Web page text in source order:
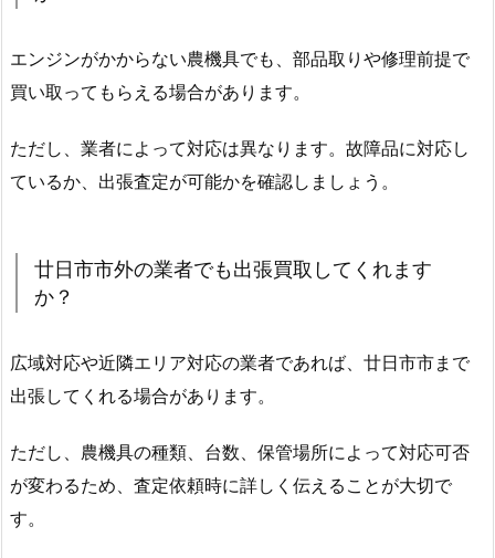
エンジンがかからない農機具でも、部品取りや修理前提で
買い取ってもらえる場合があります。
ただし、業者によって対応は異なります。故障品に対応し
ているか、出張査定が可能かを確認しましょう。
廿日市市外の業者でも出張買取してくれます
か？
広域対応や近隣エリア対応の業者であれば、廿日市市まで
出張してくれる場合があります。
ただし、農機具の種類、台数、保管場所によって対応可否
が変わるため、査定依頼時に詳しく伝えることが大切で
す。